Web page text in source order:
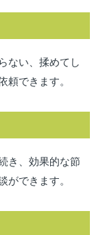
ない、揉めてし
頼できます。
き、効果的な節
ができます。